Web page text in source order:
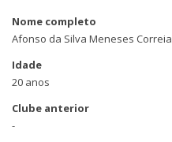
Nome completo
Afonso da Silva Meneses Correia
Idade
20 anos
Clube anterior
-